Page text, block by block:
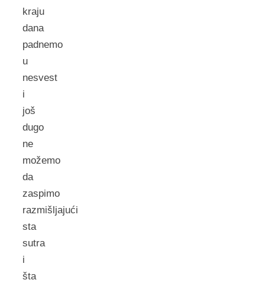
kraju
dana
padnemo
u
nesvest
i
još
dugo
ne
možemo
da
zaspimo
razmišljajući
sta
sutra
i
šta